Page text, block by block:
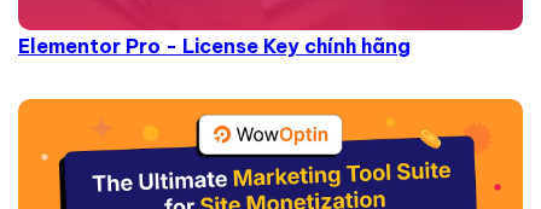
Elementor Pro - License Key chính hãng